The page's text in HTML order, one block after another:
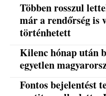
Többen rosszul
már a rendőrség is
történhetett
Kilenc hónap után
egyetlen
Fontos bejelentést